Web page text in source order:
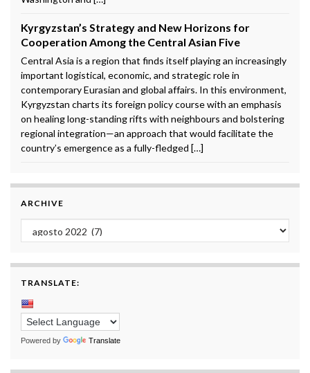
Kyrgyzstan’s Strategy and New Horizons for
Cooperation Among the Central Asian Five
Central Asia is a region that finds itself playing an increasingly
important logistical, economic, and strategic role in
contemporary Eurasian and global affairs. In this environment,
Kyrgyzstan charts its foreign policy course with an emphasis
on healing long-standing rifts with neighbours and bolstering
regional integration—an approach that would facilitate the
country’s emergence as a fully-fledged […]
ARCHIVE
Archive
TRANSLATE:
Powered by Translate